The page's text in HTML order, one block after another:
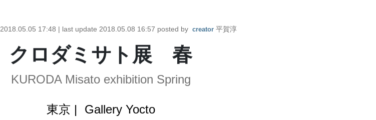
2018.05.05 17:48 | last update 2018.05.08 16:57 posted by creator 平賀淳
クロダミサト展 春
KURODA Misato exhibition Spring
東京 | Gallery Yocto